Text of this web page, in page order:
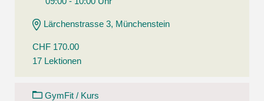
Lärchenstrasse 3, Münchenstein
CHF 170.00
17 Lektionen
GymFit / Kurs